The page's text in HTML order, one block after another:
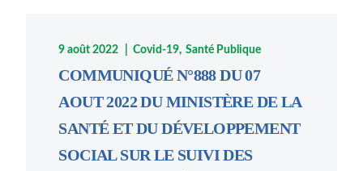
9 août 2022 Covid-19 Santé Publique
COMMUNIQUÉ N°888 DU 07
AOUT 2022 DU MINISTÈRE DE LA
SANTÉ ET DU DÉVELOPPEMENT
SOCIAL SUR LE SUIVI DES